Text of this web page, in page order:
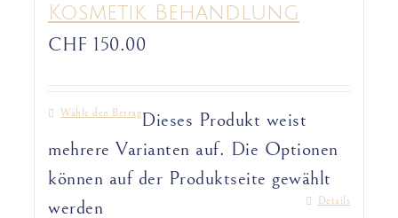
Kosmetik Behandlung
CHF 150.00
Wähle den BetragDieses Produkt weist
mehrere Varianten auf. Die Optionen
können auf der Produktseite gewählt
werden
Details